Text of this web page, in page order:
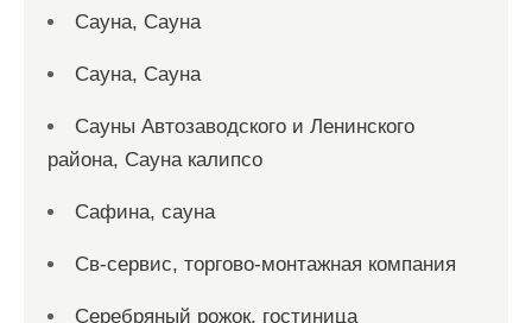
Сауна, Сауна
Сауна, Сауна
Сауны Автозаводского и Ленинского
района, Сауна калипсо
Сафина, сауна
Св-сервис, торгово-монтажная компания
Серебряный рожок, гостиница